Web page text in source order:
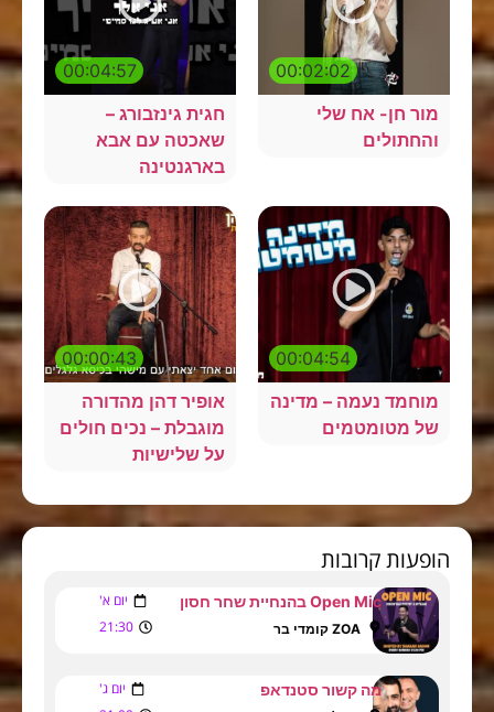
00:02:02
מור חן- אח שלי
והחתולים
00:04:57
חגית גינזבורג –
שאכטה עם אבא
בארגנטינה
00:04:54
מוחמד נעמה – מדינה
של מטומטמים
00:00:43
אופיר דהן מהדורה
מוגבלת – נכים חולים
על שלישיות
הופעות קרובות
Open Mic בהנחיית שחר חסון יום א'
ZOA קומדי בר 21:30
מה קשור סטנדאפ יום ג'